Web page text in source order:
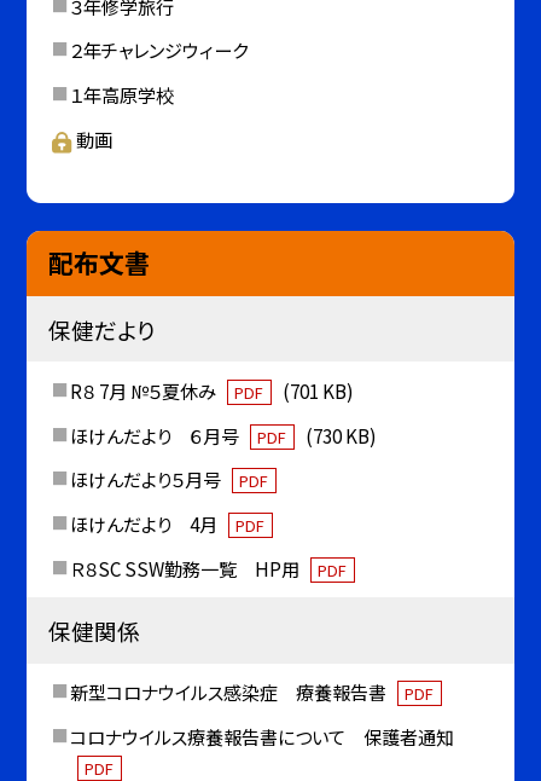
３年修学旅行
２年チャレンジウィーク
１年高原学校
動画
配布文書
保健だより
R８ 7月 №５夏休み PDF
(701 KB)
ほけんだより ６月号
PDF
(730 KB)
ほけんだより５月号
PDF
ほけんだより 4月 PDF
Ｒ８SC SSW勤務一覧 HP用 PDF
保健関係
新型コロナウイルス感染症 療養報告書 PDF
コロナウイルス療養報告書について 保護者通知
PDF